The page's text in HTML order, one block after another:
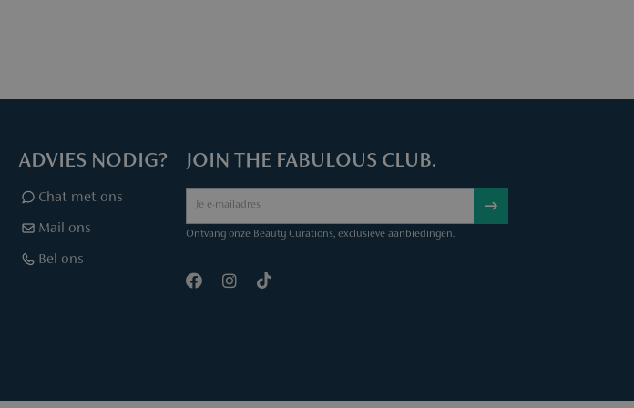
ADVIES NODIG?
Chat met ons
Mail ons
Bel ons
JOIN THE FABULOUS CLUB.
Ontvang onze Beauty Curations, exclusieve aanbiedingen.